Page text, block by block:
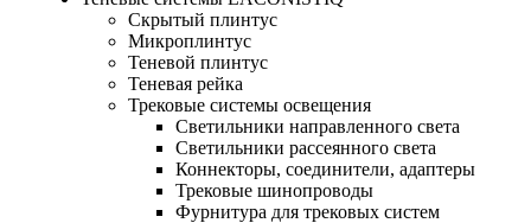
Скрытый плинтус
Микроплинтус
Теневой плинтус
Теневая рейка
Трековые системы освещения
Светильники направленного света
Светильники рассеянного света
Коннекторы, соединители, адаптеры
Трековые шинопроводы
Фурнитура для трековых систем